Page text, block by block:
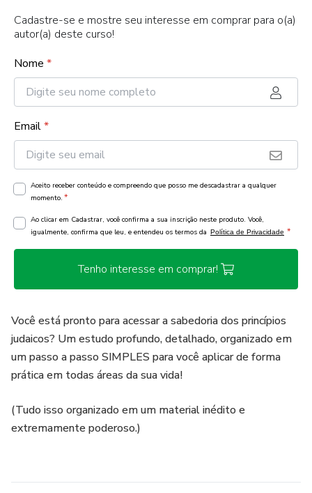
Cadastre-se e mostre seu interesse em comprar para o(a)
autor(a) deste curso!
Nome *
Email*
Aceito receber conteúdo e compreendo que posso me descadastrar a qualquer
momento. *
Ao clicar em Cadastrar, você confirma a sua inscrição neste produto. Você,
igualmente, confirma que leu, e entendeu os termos da Política de Privacidade *
Tenho interesse em comprar!
Você está pronto para acessar a sabedoria dos princípios
judaicos? Um estudo profundo, detalhado, organizado em
um passo a passo SIMPLES para você aplicar de forma
prática em todas áreas da sua vida!
(Tudo isso organizado em um material inédito e
extremamente poderoso.)